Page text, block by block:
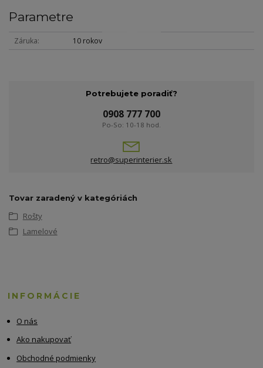
Parametre
Záruka 10 rokov
Potrebujete poradiť?
0908 777 700
Po-So: 10-18 hod.
retro@superinterier.sk
Tovar zaradený v kategóriách
Rošty
Lamelové
INFORMÁCIE
O nás
Ako nakupovať
Obchodné podmienky